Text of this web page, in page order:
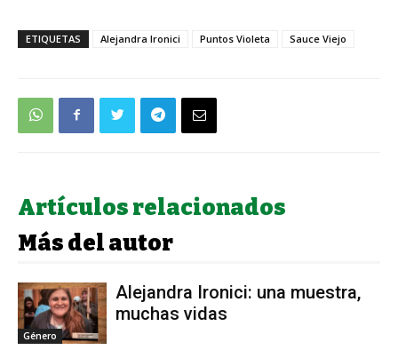
ETIQUETAS Alejandra Ironici Puntos Violeta Sauce Viejo
Artículos relacionados
Más del autor
Género
Alejandra Ironici: una muestra,
muchas vidas